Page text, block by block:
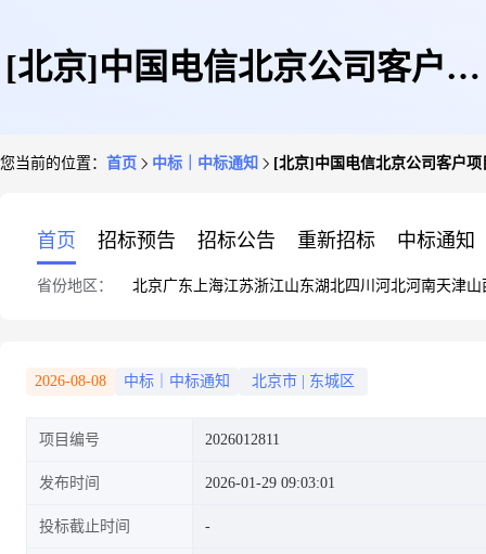
[北京]中国电信北京公司客户项
您当前的位置： 首页 中标｜中标通知 [北京]中国电信北京公司客户项
首页 招标预告 招标公告 重新招标 中标通知
省份地区： 北京广东 上海江苏浙江山东湖北四川 河北河南天津山
2026-08-08 中标｜中标通知 北京市 东城区
项目编号 2026012811
发布时间 2026-01-29 09:03:01
投标截止时间